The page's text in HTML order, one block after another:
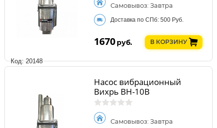
Код: 20148
Самовывоз: Завтра
Доставка по СПб: 500 Руб.
1670 руб. В КОРЗИНУ
Насос вибрационный
Вихрь ВН-10В
Самовывоз: Завтра